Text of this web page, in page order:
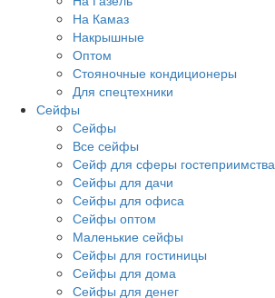
На Камаз
Накрышные
Оптом
Стояночные кондиционеры
Для спецтехники
Сейфы
Сейфы
Все сейфы
Сейф для сферы гостеприимства
Сейфы для дачи
Сейфы для офиса
Сейфы оптом
Маленькие сейфы
Сейфы для гостиницы
Сейфы для дома
Сейфы для денег